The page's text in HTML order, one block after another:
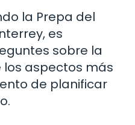
la Prepa del
es
sobre la
los aspectos más
de planificar